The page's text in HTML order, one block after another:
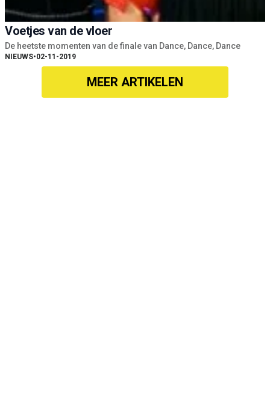
Voetjes van de vloer
De heetste momenten van de finale van Dance, Dance, Dance
NIEUWS•02-11-2019
MEER ARTIKELEN